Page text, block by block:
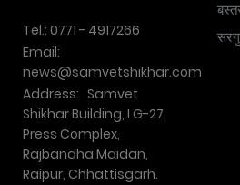
Tel.: 0771 - 4917266
Email:
news@samvetshikhar.com
Address: Samvet
Shikhar Building, LG-27,
Press Complex,
Rajbandha Maidan,
Raipur, Chhattisgarh.